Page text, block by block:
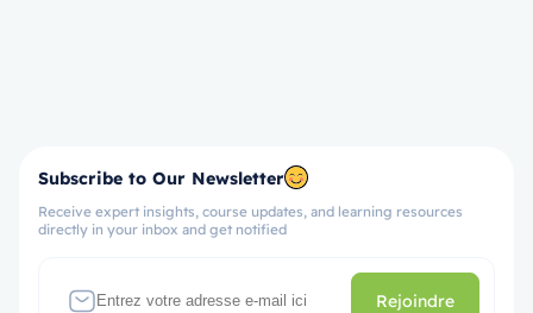
Subscribe to Our Newsletter
Receive expert insights, course updates, and learning resources
directly in your inbox and get notified
Rejoindre